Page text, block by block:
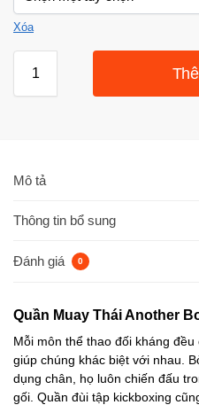
Xóa
Mô tả
Thông tin bổ sung
Đánh giá 0
Quần Muay Thái Another
Mỗi môn thể thao đối kháng
giúp chúng khác biệt với nhau.
dụng chân, họ luôn chiến đấu
gối. Quần đùi tập kickboxing